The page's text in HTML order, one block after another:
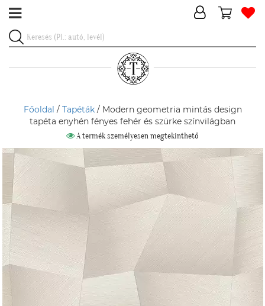
Főoldal / Tapéták/ Modern geometria mintás design
tapéta enyhén fényes fehér és szürke színvilágban
A termék személyesen megtekinthető